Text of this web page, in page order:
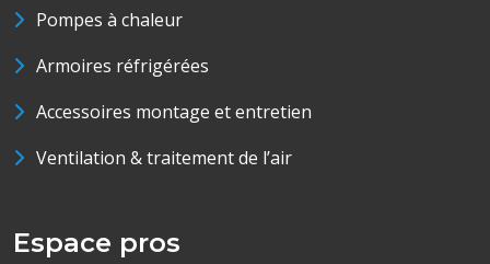
Pompes à chaleur
Armoires réfrigérées
Accessoires montage et entretien
Ventilation & traitement de l’air
Espace pros